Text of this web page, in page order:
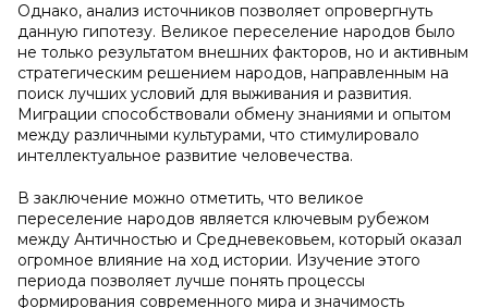
Однако, анализ источников позволяет опровергнуть
данную гипотезу. Великое переселение народов было
не только результатом внешних факторов, но и активным
стратегическим решением народов, направленным на
поиск лучших условий для выживания и развития.
Миграции способствовали обмену знаниями и опытом
между различными культурами, что стимулировало
интеллектуальное развитие человечества.
В заключение можно отметить, что великое
переселение народов является ключевым рубежом
между Античностью и Средневековьем, который оказал
огромное влияние на ход истории. Изучение этого
периода позволяет лучше понять процессы
формирования современного мира и значимость